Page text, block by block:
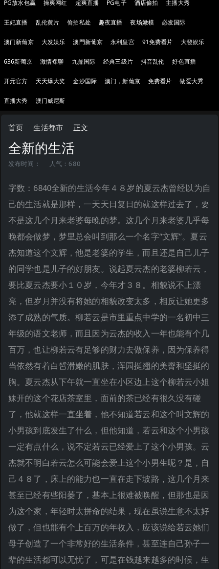
PG放水包赢 操爽网红 超爽直播 PG电子 酒店偷拍 主播大秀
王妃直播 乱伦黄片 偷拍私处 趣夜直播 夜场嫩模 必发国际
澳门新葡京 大发娱乐 澳門新葡京 永利皇宫 91免费看片 大發娱乐
636新葡京 激情裸聊 九鼎国际 经典三级片 抖音乱伦 好色直播
开元官方 天天爆大奖 金沙国际 澳门，新葡京 免费看片 做爱大秀
直播大秀 澳门威尼斯
首页 生活都市 正文
全新的生活
发布时间： 人气：680
字数：6840全新的生活今年４８岁的夏云杰曾经以为自
己的生活就是那样，一天天日复日的就这样过去了，要
不是这几个月来老婆每晚的梦。这几个月来老婆几乎每
晚都会做梦，梦里总会叫到那么一个名字“文辉”。夏云
杰知道这个文辉，他是老婆的学生，而且还是自己儿子
的同学也是儿子的好朋友。说起夏云杰的老婆柳若云，
要比夏云杰要小１０岁，今年才３８。相貌说不上漂
亮，但岁月并没有将她的相貌改变太多，相反让她更多
添了成熟的气质。柳若云是市里重点中学的一名初中三
年级的语文老师，而且因为云杰的收入一年也能有个几
百万，也让柳若云有足够的财力去做保养，因为保养得
当依然有着白皙滑嫩的肌肤，浑园挺翘的美臀和坚挺的
胸。夏云杰从下午就一直坐在小区边上这个柳若云小姐
妹开的这个花店茶室里，面前的茶已经有很久没有碰
了，他就这样一直坐着，他不知道若云和这个叫文辉的
小男孩到底发生了什么，但他知道，若云和这个小男孩
一定有点什么，说不定若云已经爱上了这个小男孩。云
杰就不明白若云怎么可能会爱上这个小男生呢？是，自
己４８了，床上的能力也一直在走下坡路，这几个月来
甚至已经有些阳萎了，基本上很难被唤醒，但那也是因
为这个家，年轻时太拼命的结果，现在虽说生意不太好
做了，但也能有个上百万的年收入，应该说给若云她们
母子创造了一个非常好的生活条件，甚至连自己孙子一
辈的生活都可以无忧了，可是在钱越来越多的时候，生